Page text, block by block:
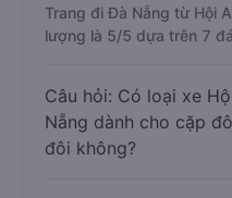
Trang đi Đà Nẵng từ Hội
lượng là 5/5 dựa trên 7
Câu hỏi: Có loại xe
Nẵng dành cho cặp
đôi không?